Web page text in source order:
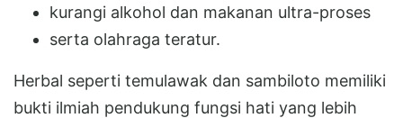
kurangi alkohol dan makanan ultra-proses
serta olahraga teratur.
Herbal seperti temulawak dan sambiloto memiliki
bukti ilmiah pendukung fungsi hati yang lebih